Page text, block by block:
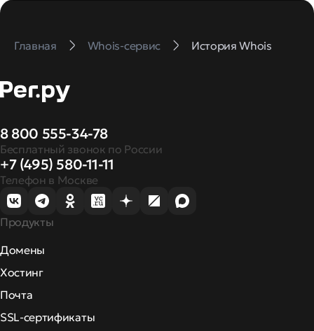
Главная Whois-сервис История Whois
8 800 555-34-78
Бесплатный звонок по России
+7 (495) 580-11-11
Телефон в Москве
Продукты
Домены
Хостинг
Почта
SSL-сертификаты